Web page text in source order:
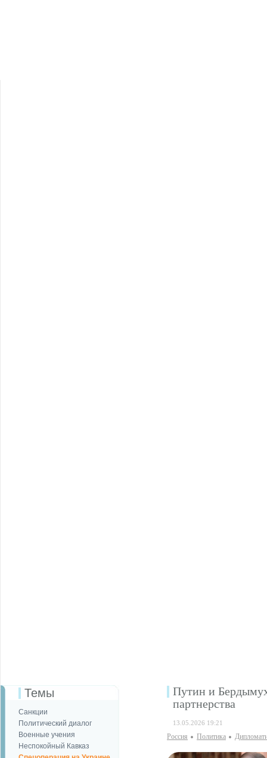
Темы
Санкции
Политический диалог
Военные учения
Неспокойный Кавказ
Путин и
партнерства
13.05.2026 19:21
Россия Политика